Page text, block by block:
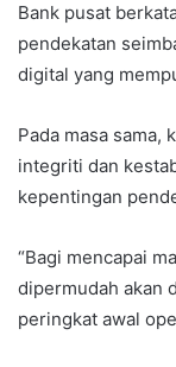
Bank pusat
pendekatan
digital yang
Pada masa sama,
integriti dan
kepentingan
“Bagi mencapai
dipermudah akan
peringkat awal